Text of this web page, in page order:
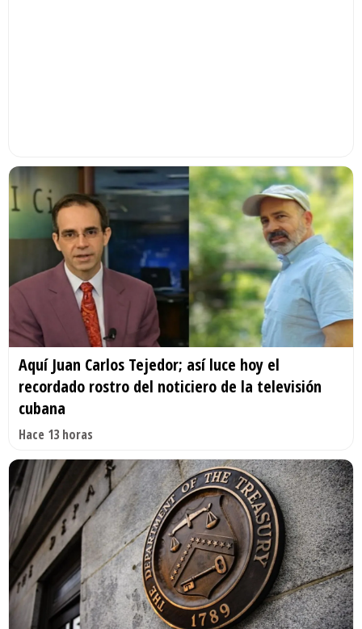
Aquí Juan Carlos Tejedor; así luce hoy el
recordado rostro del noticiero de la televisión
cubana
Hace 13 horas